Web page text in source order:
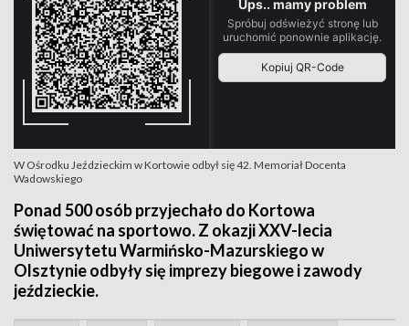
W Ośrodku Jeździeckim w Kortowie odbył się 42. Memoriał Docenta
Wadowskiego
Ponad 500 osób przyjechało do Kortowa
świętować na sportowo. Z okazji XXV-lecia
Uniwersytetu Warmińsko-Mazurskiego w
Olsztynie odbyły się imprezy biegowe i zawody
jeździeckie.